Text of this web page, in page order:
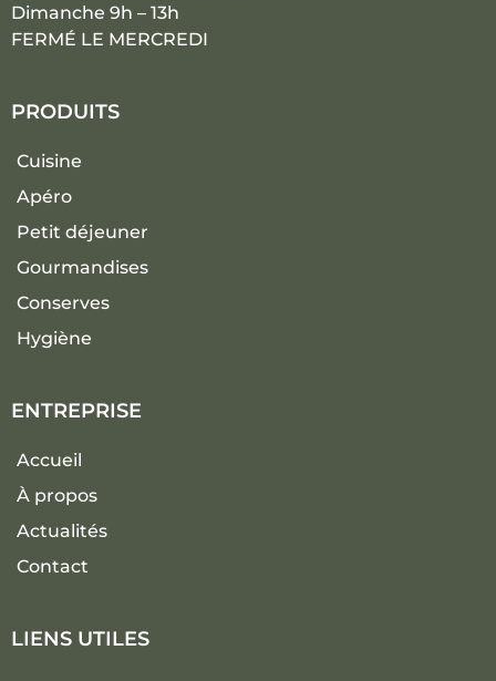
Dimanche 9h – 13h
FERMÉ LE MERCREDI
PRODUITS
Cuisine
Apéro
Petit déjeuner
Gourmandises
Conserves
Hygiène
ENTREPRISE
Accueil
À propos
Actualités
Contact
LIENS UTILES